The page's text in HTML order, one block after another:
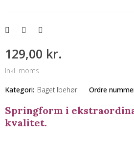
129,00 kr.
Inkl. moms
Kategori: Bagetilbehør Ordre
Springform i
kvalitet.